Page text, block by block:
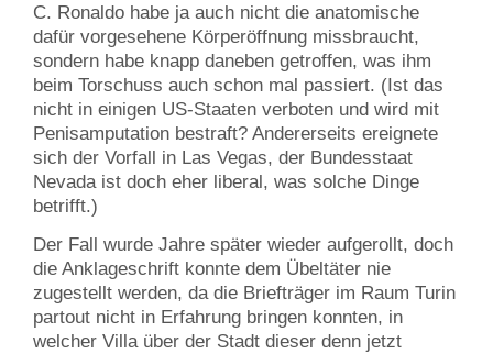
C. Ronaldo habe ja auch nicht die anatomische
dafür vorgesehene Körperöffnung missbraucht,
sondern habe knapp daneben getroffen, was ihm
beim Torschuss auch schon mal passiert. (Ist das
nicht in einigen US-Staaten verboten und wird mit
Penisamputation bestraft? Andererseits ereignete
sich der Vorfall in Las Vegas, der Bundesstaat
Nevada ist doch eher liberal, was solche Dinge
betrifft.)
Der Fall wurde Jahre später wieder aufgerollt, doch
die Anklageschrift konnte dem Übeltäter nie
zugestellt werden, da die Briefträger im Raum Turin
partout nicht in Erfahrung bringen konnten, in
welcher Villa über der Stadt dieser denn jetzt